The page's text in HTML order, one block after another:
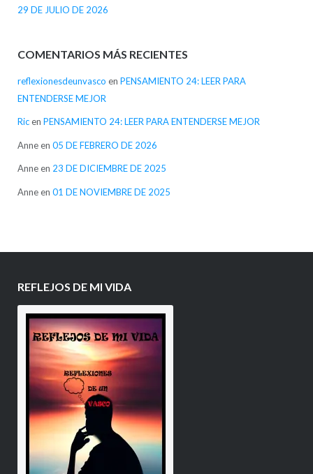
29 DE JULIO DE 2026
COMENTARIOS MÁS RECIENTES
reflexionesdeunvasco en PENSAMIENTO 24: LEER PARA
ENTENDERSE MEJOR
Ricen PENSAMIENTO 24: LEER PARA ENTENDERSE MEJOR
Anneen 05 DE FEBRERO DE 2026
Anneen 23 DE DICIEMBRE DE 2025
Anneen 01 DE NOVIEMBRE DE 2025
REFLEJOS DE MI VIDA